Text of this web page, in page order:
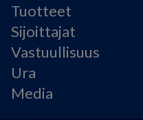
Tuotteet
Sijoittajat
Vastuullisuus
Ura
Media